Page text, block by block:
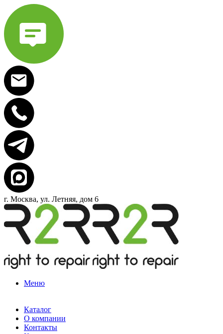
г. Москва, ул. Летняя, дом 6
Меню
Каталог
О компании
Контакты